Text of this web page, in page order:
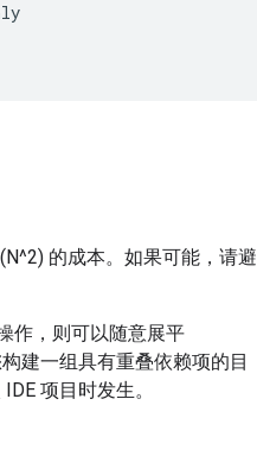
的成本。如果可能，请避
作，则可以随意展平
建一组具有重叠依赖项的目
项目时发生。